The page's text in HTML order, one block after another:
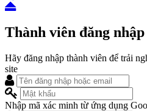
Thành viên đăng nhập
Hãy đăng nhập thành viên để trải
site
Nhập mã xác minh từ ứng dụng